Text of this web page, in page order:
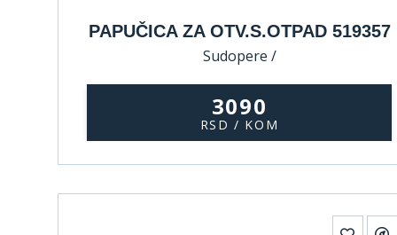
PAPUČICA ZA OTV.S.OTPAD 519357
Sudopere /
3090
RSD / KOM